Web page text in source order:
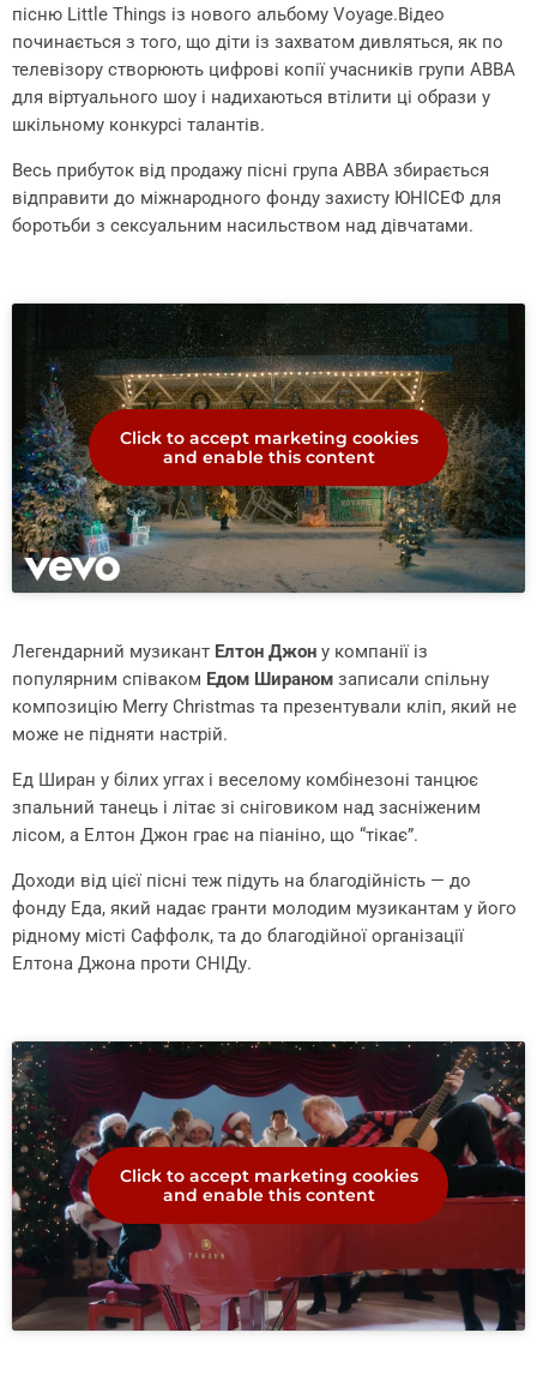
пісню Little Things із нового альбому Voyage.Відео
починається з того, що діти із захватом дивляться, як по
телевізору створюють цифрові копії учасників групи АВВА
для віртуального шоу і надихаються втілити ці образи у
шкільному конкурсі талантів.
Весь прибуток від продажу пісні група АВВА збирається
відправити до міжнародного фонду захисту ЮНІСЕФ для
боротьби з сексуальним насильством над дівчатами.
Click to accept marketing cookies
and enable this content
Легендарний музикант Елтон Джон у компанії із
популярним співаком Едом Шираном записали спільну
композицію Merry Christmas та презентували кліп, який не
може не підняти настрій.
Ед Ширан у білих уггах і веселому комбінезоні танцює
зпальний танець і літає зі сніговиком над засніженим
лісом, а Елтон Джон грає на піаніно, що “тікає”.
Доходи від цієї пісні теж підуть на благодійність — до
фонду Еда, який надає гранти молодим музикантам у його
рідному місті Саффолк, та до благодійної організації
Елтона Джона проти СНІДу.
Click to accept marketing cookies
and enable this content